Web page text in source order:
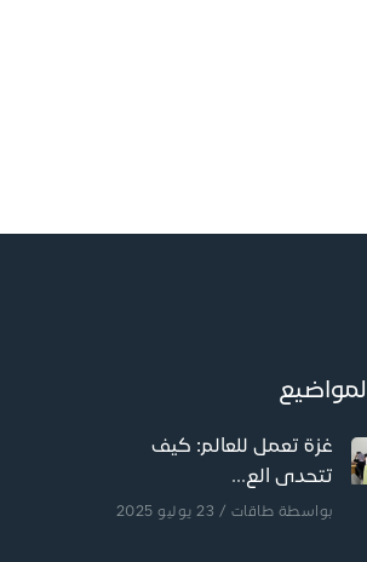
غزة تعمل للعالم: كيف
تتحدى الع...
بواسطة طاقات / 23 يوليو 2025